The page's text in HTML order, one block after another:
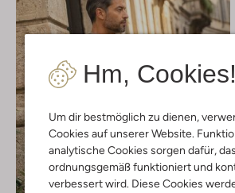
Hm, Cookies!
Um dir bestmöglich zu dienen,
Cookies auf unserer Website.
analytische Cookies sorgen dafür,
ordnungsgemäß funktioniert und
verbessert wird. Diese Cookies